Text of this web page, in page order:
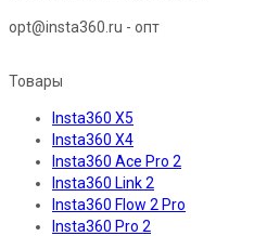
opt@insta360.ru - опт
Товары
Insta360 X5
Insta360 X4
Insta360 Ace Pro 2
Insta360 Link 2
Insta360 Flow 2 Pro
Insta360 Pro 2